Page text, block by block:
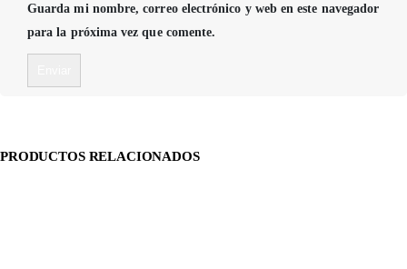
Guarda mi nombre, correo electrónico y web en este navegador
para la próxima vez que comente.
PRODUCTOS RELACIONADOS